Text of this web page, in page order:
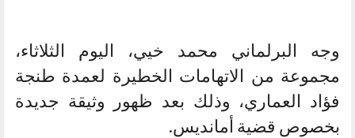
وجه البرلماني محمد خيي، اليوم الثلاثاء،
مجموعة من الاتهامات الخطيرة لعمدة طنجة
فؤاد العماري، وذلك بعد ظهور وثيقة جديدة
بخصوص قضية أمانديس.